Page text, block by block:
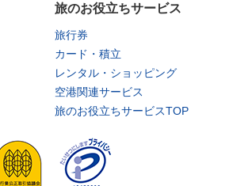
旅のお役立ちサービス
旅行券
カード・積立
レンタル・ショッピング
空港関連サービス
旅のお役立ちサービスTOP